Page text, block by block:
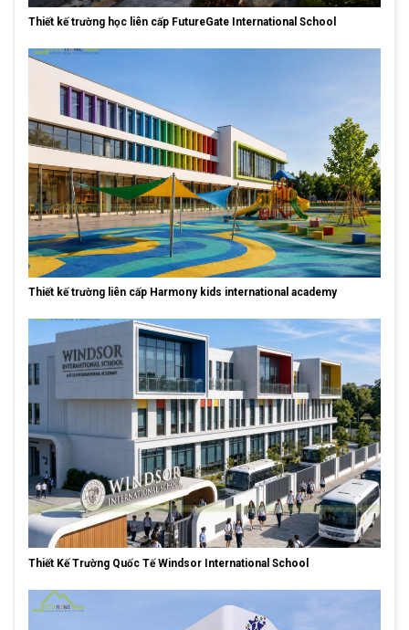
Thiết kế trường học liên cấp FutureGate International School
Thiết kế trường liên cấp Harmony kids international academy
Thiết Kế Trường Quốc Tế Windsor International School